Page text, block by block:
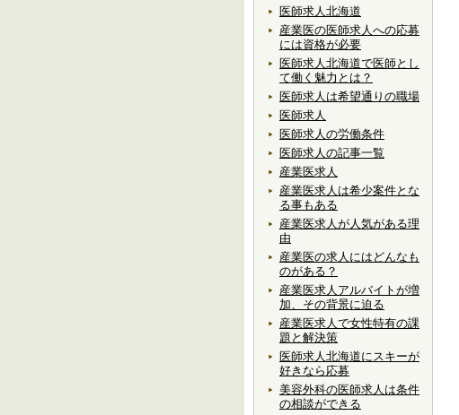
医師求人北海道
産業医の医師求人への応募
には資格が必要
医師求人北海道で医師とし
て働く魅力とは？
医師求人は希望通りの職場
医師求人
医師求人の労働条件
医師求人の記事一覧
産業医求人
産業医求人は希少案件とな
る事もある
産業医求人が人気がある理
由
産業医の求人にはどんなも
のがある？
産業医求人アルバイトが増
加、その背景に迫る
産業医求人で女性特有の課
題と解決策
医師求人北海道にスキーが
好きなら応募
美容外科の医師求人は条件
の相談ができる